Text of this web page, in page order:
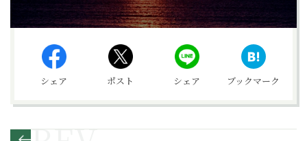
シェア ポスト シェア ブックマーク